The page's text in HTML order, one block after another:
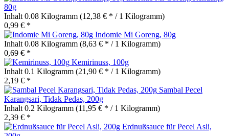
80g
Inhalt 0.08 Kilogramm (12,38 € * / 1 Kilogramm)
0,99 € *
Indomie Mi Goreng, 80g
Inhalt 0.08 Kilogramm (8,63 € * / 1 Kilogramm)
0,69 € *
Kemirinuss, 100g
Inhalt 0.1 Kilogramm (21,90 € * / 1 Kilogramm)
2,19 € *
Sambal Pecel
Karangsari, Tidak Pedas, 200g
Inhalt 0.2 Kilogramm (11,95 € * / 1 Kilogramm)
2,39 € *
Erdnußsauce für Pecel Asli,